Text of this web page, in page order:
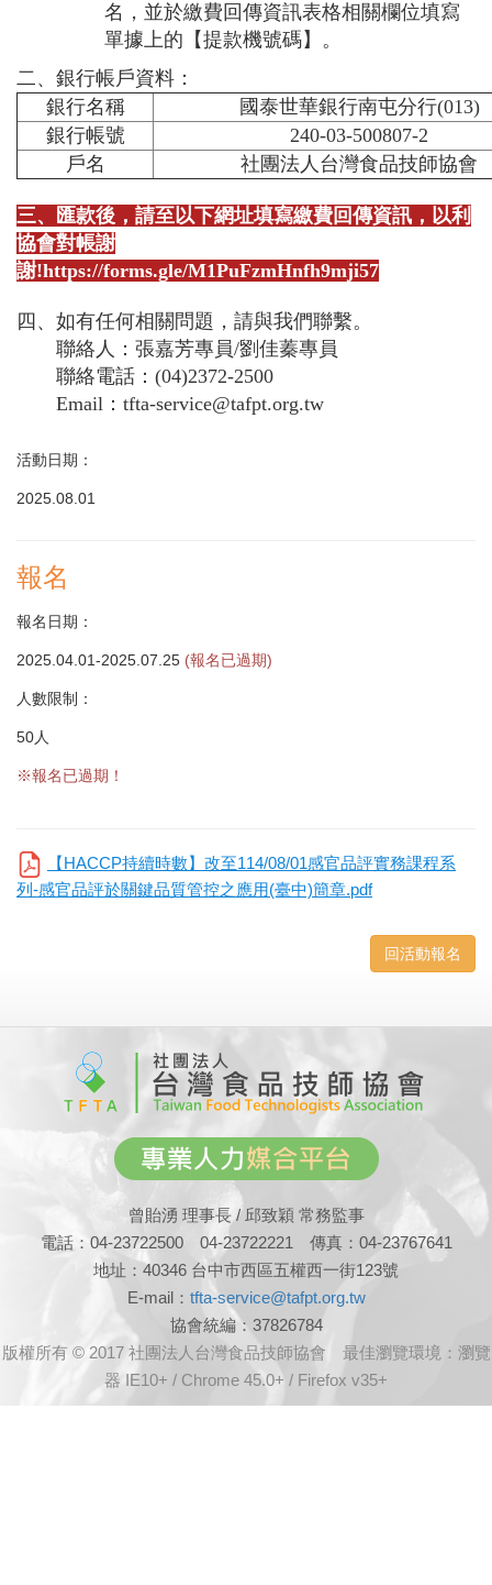
名，並於繳費回傳資訊表格相關欄位填寫
單據上的【提款機號碼】。
二、銀行帳戶資料：
銀行名稱
國泰世華銀行南屯分行(013)
銀行帳號
240-03-500807-2
戶名
社團法人台灣食品技師協會
三、匯款後，請至以下網址填寫繳費回傳資訊，以利
協會對帳謝
謝!https://forms.gle/M1PuFzmHnfh9mji57
四、如有任何相關問題，請與我們聯繫。
聯絡人：張嘉芳專員/劉佳蓁專員
聯絡電話：(04)2372-2500
Email：tfta-service@tafpt.org.tw
活動日期：
2025.08.01
報名
報名日期：
2025.04.01-2025.07.25 (報名已過期)
人數限制：
50人
※報名已過期！
【HACCP持續時數】改至114/08/01感官品評實務課程系
列-感官品評於關鍵品質管控之應用(臺中)簡章.pdf
回活動報名
曾貽湧 理事長 / 邱致穎 常務監事
電話：04-23722500 04-23722221 傳真：04-23767641
地址：40346 台中市西區五權西一街123號
E-mail： tfta-service@tafpt.org.tw
協會統編：37826784
版權所有 © 2017 社團法人台灣食品技師協會 最佳瀏覽環境：瀏覽
器 IE10+ / Chrome 45.0+ / Firefox v35+